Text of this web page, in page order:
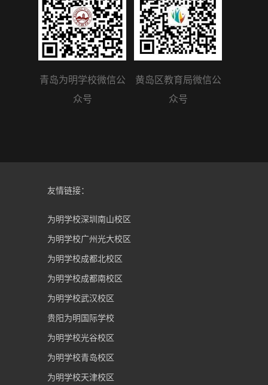
青岛为明学校微信公
众号
黄岛区教育局微信公
众号
友情链接：
为明学校深圳南山校区
为明学校广州光大校区
为明学校成都北校区
为明学校成都南校区
为明学校武汉校区
贵阳为明国际学校
为明学校光谷校区
为明学校青岛校区
为明学校天津校区